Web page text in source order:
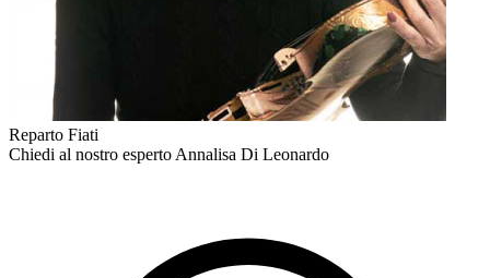
Reparto Fiati
Chiedi al nostro espertoAnnalisa Di Leonardo